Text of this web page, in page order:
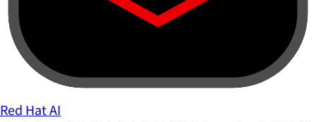
Red Hat AI